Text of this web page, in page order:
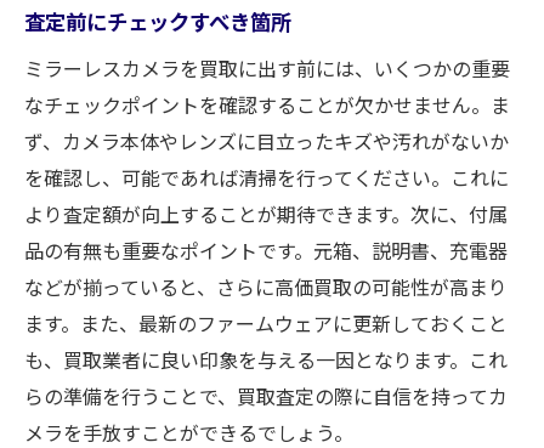
査定前にチェックすべき箇所
ミラーレスカメラを買取に出す前には、いくつかの重要
なチェックポイントを確認することが欠かせません。ま
ず、カメラ本体やレンズに目立ったキズや汚れがないか
を確認し、可能であれば清掃を行ってください。これに
より査定額が向上することが期待できます。次に、付属
品の有無も重要なポイントです。元箱、説明書、充電器
などが揃っていると、さらに高価買取の可能性が高まり
ます。また、最新のファームウェアに更新しておくこと
も、買取業者に良い印象を与える一因となります。これ
らの準備を行うことで、買取査定の際に自信を持ってカ
メラを手放すことができるでしょう。